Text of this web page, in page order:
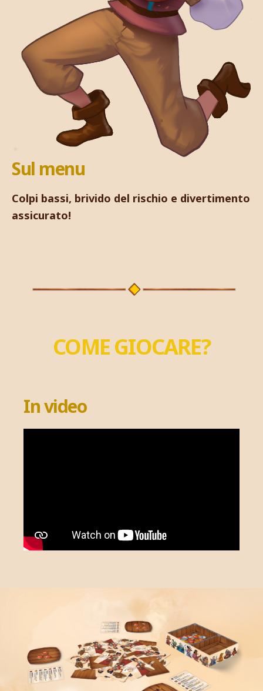
Sul menu
Colpi bassi, brivido del rischio e divertimento
assicurato!
COME GIOCARE?
In video